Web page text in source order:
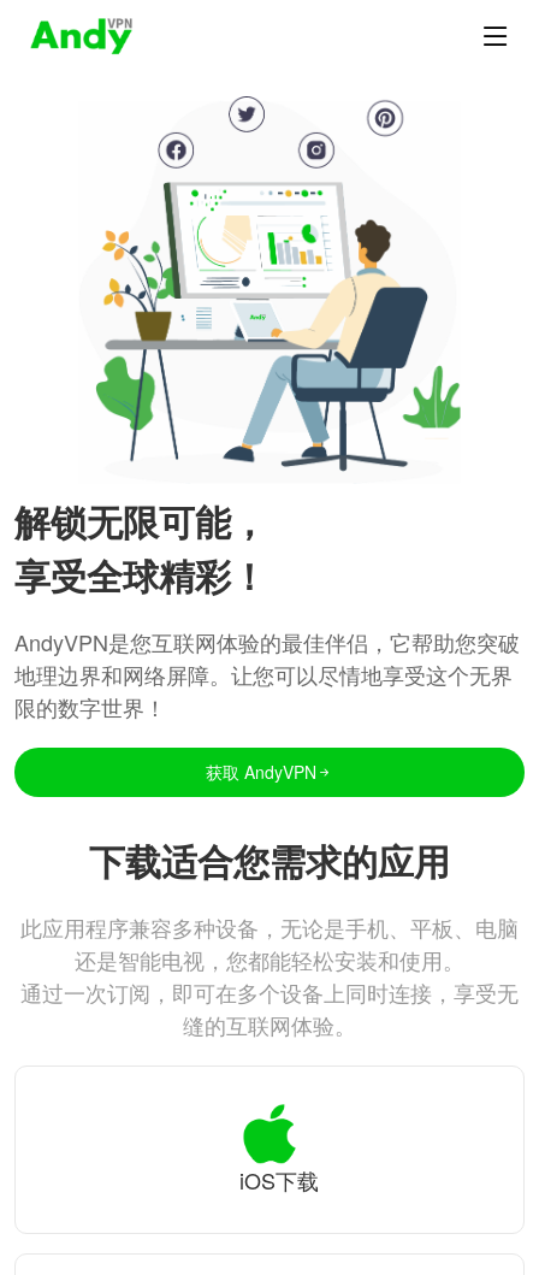
解锁无限可能，
享受全球精彩！
AndyVPN是您互联网体验的最佳伴侣，它帮助您突破
地理边界和网络屏障。让您可以尽情地享受这个无界
限的数字世界！
获取 AndyVPN
下载适合您需求的应用
此应用程序兼容多种设备，无论是手机、平板、电脑
还是智能电视，您都能轻松安装和使用。
通过一次订阅，即可在多个设备上同时连接，享受无
缝的互联网体验。
iOS下载